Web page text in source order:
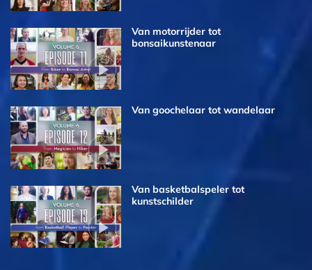
Van motorrijder tot
bonsaikunstenaar
Van goochelaar tot wandelaar
Van basketbalspeler tot
kunstschilder